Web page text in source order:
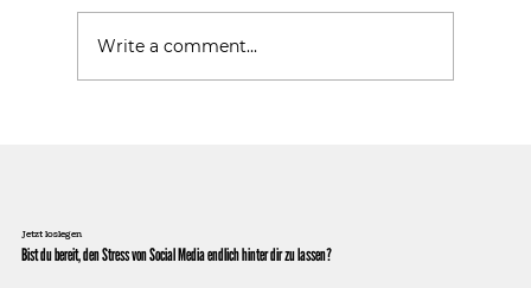
Warum Follower nicht gleich Kunden sind
Write a comment...
Jetzt loslegen
Bist du bereit, den Stress von Social Media endlich hinter dir zu lassen?